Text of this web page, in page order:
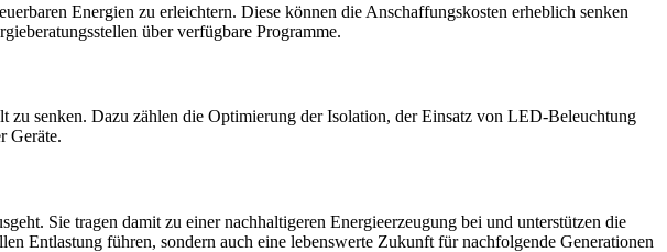
Energien zu erleichtern. Diese können die Anschaffungskosten erheblich senken
über verfügbare Programme.
zu senken. Dazu zählen die Optimierung der Isolation, der Einsatz von LED-Beleuchtung
Geräte.
Sie tragen damit zu einer nachhaltigeren Energieerzeugung bei und unterstützen die
Entlastung führen, sondern auch eine lebenswerte Zukunft für nachfolgende Generationen